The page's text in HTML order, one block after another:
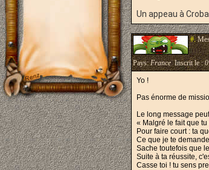
Un appeau à
#.
Pays:FranceInscrit le :
Yo !
Pas énorme de
Le long message
« Malgré le fait que
Pour faire court : ta
Ce que je te
Sache toutefois que
Suite à ta réussite,
Casse toi ! tu sens